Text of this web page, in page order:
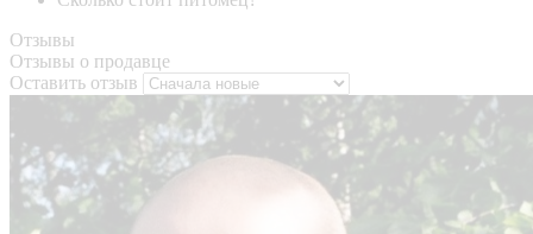
Отзывы
Отзывы о продавце
Оставить отзыв